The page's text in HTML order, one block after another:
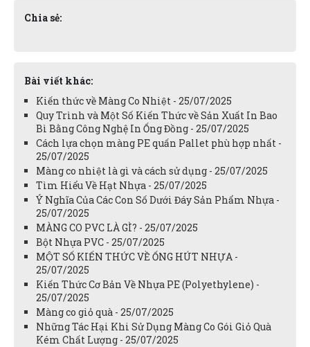
Chia sẻ:
Bài viết khác:
Kiến thức về Màng Co Nhiệt - 25/07/2025
Quy Trình và Một Số Kiến Thức về Sản Xuất In Bao
Bì Bằng Công Nghệ In Ống Đồng - 25/07/2025
Cách lựa chọn màng PE quấn Pallet phù hợp nhất -
25/07/2025
Màng co nhiệt là gì và cách sử dụng - 25/07/2025
Tìm Hiểu Về Hạt Nhựa - 25/07/2025
Ý Nghĩa Của Các Con Số Dưới Đáy Sản Phẩm Nhựa -
25/07/2025
MÀNG CO PVC LÀ GÌ? - 25/07/2025
Bột Nhựa PVC - 25/07/2025
MỘT SỐ KIẾN THỨC VỀ ỐNG HÚT NHỰA -
25/07/2025
Kiến Thức Cơ Bản Về Nhựa PE (Polyethylene) -
25/07/2025
Màng co giỏ quà - 25/07/2025
Những Tác Hại Khi Sử Dụng Màng Co Gói Giỏ Quà
Kém Chất Lượng - 25/07/2025